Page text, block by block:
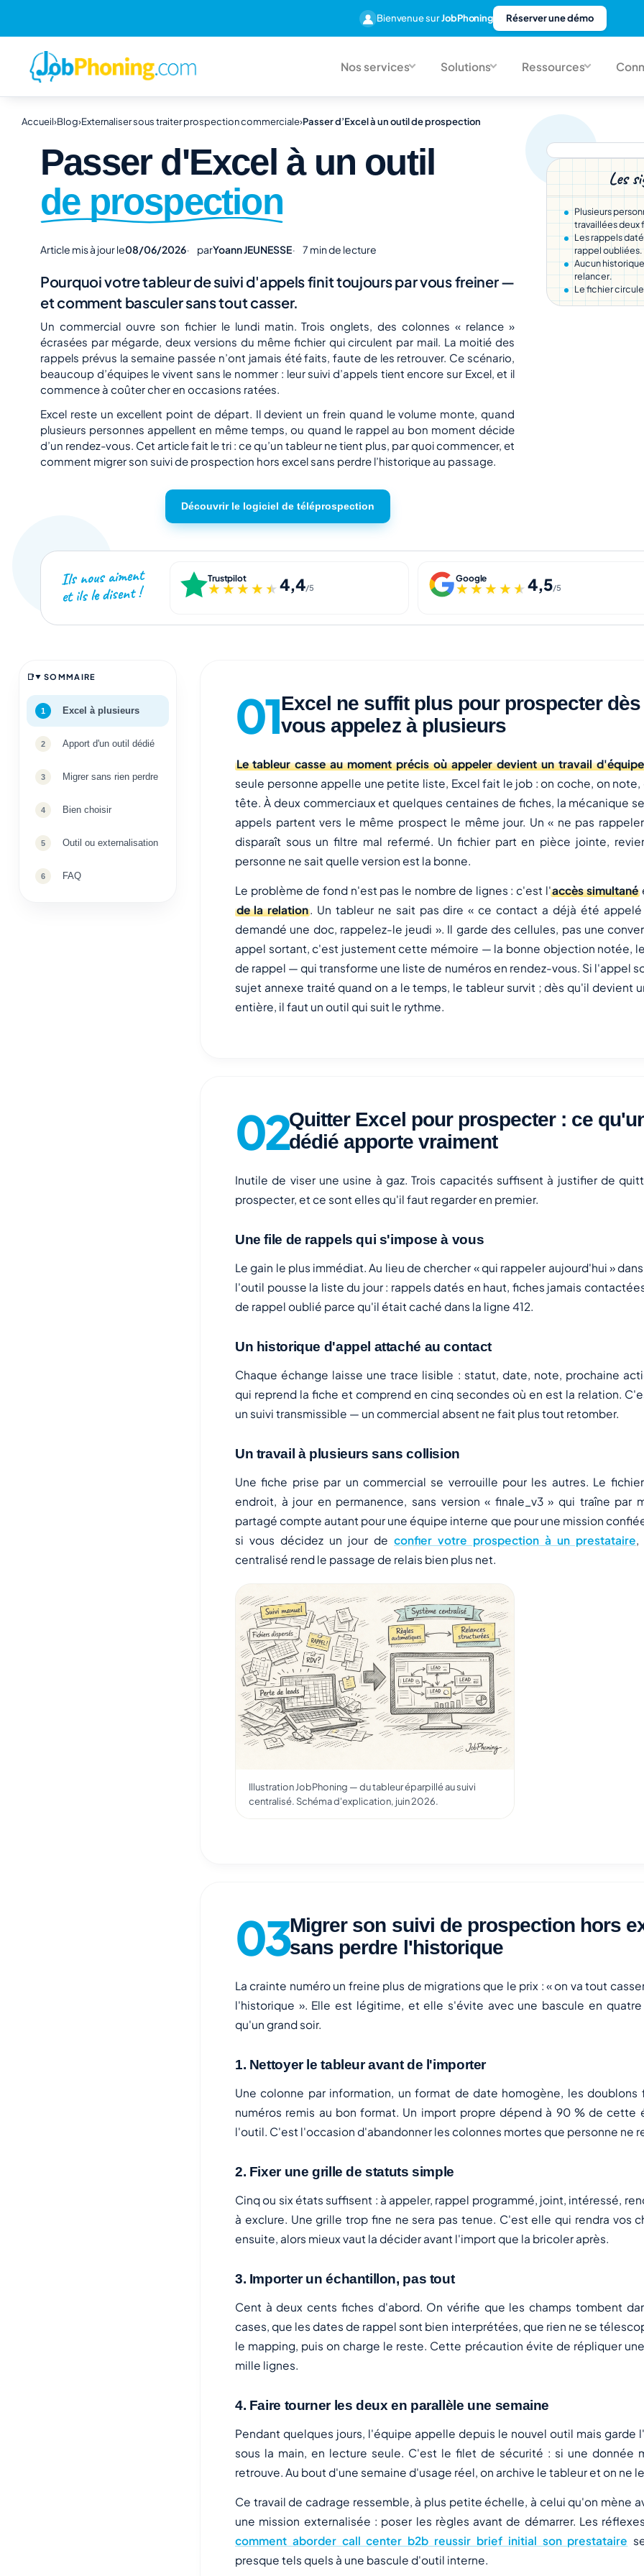
Bienvenue surJobPhoning Réserver une démo
Nos services Solutions Ressources
Accueil›Blog›Externaliser sous traiter prospection commerciale›Passer d’Excel à un outil de prospection
Passer d'Excel à un outil
de prospection
Article mis à jour le08/06/2026 parYoann JEUNESSE 7 min de lecture
Pourquoi votre tableur de suivi d'appels finit toujours par vous freiner —
et comment basculer sans tout casser.
Un commercial ouvre son fichier le lundi matin. Trois onglets, des colonnes « relance »
écrasées par mégarde, deux versions du même fichier qui circulent par mail. La moitié des
rappels prévus la semaine passée n’ont jamais été faits, faute de les retrouver. Ce scénario,
beaucoup d’équipes le vivent sans le nommer : leur suivi d’appels tient encore sur Excel, et il
commence à coûter cher en occasions ratées.
Excel reste un excellent point de départ. Il devient un frein quand le volume monte, quand
plusieurs personnes appellent en même temps, ou quand le rappel au bon moment décide
d’un rendez-vous. Cet article fait le tri : ce qu’un tableur ne tient plus, par quoi commencer, et
comment migrer son suivi de prospection hors excel sans perdre l’historique au passage.
Découvrir le logiciel de téléprospection
Les
Plusieurs
travaillées deux
Les rappels
rappel oubliées.
Aucun
relancer.
Le fichier circule
Ils nous aiment
et ils le disent !
Trustpilot
★★★★★
★★★★★ 4,4/5
Google
★★★★★
★★★★★ 4,5/5
SOMMAIRE
Excel à plusieurs
Apport d'un outil dédié
Migrer sans rien perdre
Bien choisir
Outil ou externalisation
FAQ
Excel ne suffit plus pour prospecter
vous appelez à plusieurs
Le tableur casse au moment précis où appeler devient un travail
seule personne appelle une petite liste, Excel fait le job : on coche, on note,
tête. À deux commerciaux et quelques centaines de fiches, la mécanique
appels partent vers le même prospect le même jour. Un « ne pas
disparaît sous un filtre mal refermé. Un fichier part en pièce jointe,
personne ne sait quelle version est la bonne.
Le problème de fond n'est pas le nombre de lignes : c'est l'accès simultané
de la relation. Un tableur ne sait pas dire « ce contact a déjà été
demandé une doc, rappelez-le jeudi ». Il garde des cellules, pas une
appel sortant, c'est justement cette mémoire — la bonne objection notée,
de rappel — qui transforme une liste de numéros en rendez-vous. Si l'appel
sujet annexe traité quand on a le temps, le tableur survit ; dès qu'il devient
entière, il faut un outil qui suit le rythme.
Quitter Excel pour prospecter : ce
dédié apporte vraiment
Inutile de viser une usine à gaz. Trois capacités suffisent à justifier de
prospecter, et ce sont elles qu'il faut regarder en premier.
Une file de rappels qui s'impose à vous
Le gain le plus immédiat. Au lieu de chercher « qui rappeler aujourd'hui »
l'outil pousse la liste du jour : rappels datés en haut, fiches jamais
de rappel oublié parce qu'il était caché dans la ligne 412.
Un historique d'appel attaché au contact
Chaque échange laisse une trace lisible : statut, date, note, prochaine
qui reprend la fiche et comprend en cinq secondes où en est la relation.
un suivi transmissible — un commercial absent ne fait plus tout retomber.
Un travail à plusieurs sans collision
Une fiche prise par un commercial se verrouille pour les autres. Le
endroit, à jour en permanence, sans version « finale_v3 » qui traîne par
partagé compte autant pour une équipe interne que pour une mission
si vous décidez un jour de confier votre prospection à un prestataire,
centralisé rend le passage de relais bien plus net.
Illustration JobPhoning — du tableur éparpillé au suivi
centralisé. Schéma d'explication, juin 2026.
Migrer son suivi de prospection hors
sans perdre l'historique
La crainte numéro un freine plus de migrations que le prix : « on va tout
l'historique ». Elle est légitime, et elle s'évite avec une bascule en
qu'un grand soir.
1. Nettoyer le tableur avant de l'importer
Une colonne par information, un format de date homogène, les doublons
numéros remis au bon format. Un import propre dépend à 90 % de cette
l'outil. C'est l'occasion d'abandonner les colonnes mortes que personne ne
2. Fixer une grille de statuts simple
Cinq ou six états suffisent : à appeler, rappel programmé, joint, intéressé,
à exclure. Une grille trop fine ne sera pas tenue. C'est elle qui rendra vos
ensuite, alors mieux vaut la décider avant l'import que la bricoler après.
3. Importer un échantillon, pas tout
Cent à deux cents fiches d'abord. On vérifie que les champs tombent
cases, que les dates de rappel sont bien interprétées, que rien ne se
le mapping, puis on charge le reste. Cette précaution évite de répliquer
mille lignes.
4. Faire tourner les deux en parallèle une semaine
Pendant quelques jours, l'équipe appelle depuis le nouvel outil mais garde
sous la main, en lecture seule. C'est le filet de sécurité : si une donnée
retrouve. Au bout d'une semaine d'usage réel, on archive le tableur et on ne
Ce travail de cadrage ressemble, à plus petite échelle, à celui qu'on mène
une mission externalisée : poser les règles avant de démarrer. Les
comment aborder call center b2b reussir brief initial son prestataire
presque tels quels à une bascule d'outil interne.